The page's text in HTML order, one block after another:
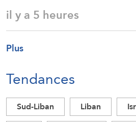
il y a 5 heures
Plus
Tendances
Sud-Liban Liban